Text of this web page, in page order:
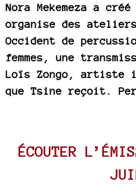
Nora Mekemeza a
organise des ateliers
Occident de
femmes, une
Loïs Zongo, artiste
que Tsine reçoit.
ÉCOUTER